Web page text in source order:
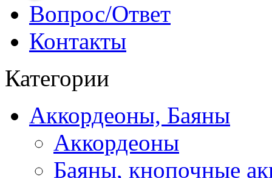
Вопрос/Ответ
Контакты
Категории
Аккордеоны, Баяны
Аккордеоны
Баяны, кнопочные